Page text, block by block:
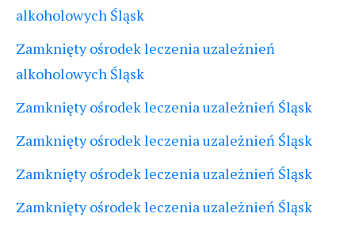
alkoholowych Śląsk
Zamknięty ośrodek leczenia uzależnień
alkoholowych Śląsk
Zamknięty ośrodek leczenia uzależnień Śląsk
Zamknięty ośrodek leczenia uzależnień Śląsk
Zamknięty ośrodek leczenia uzależnień Śląsk
Zamknięty ośrodek leczenia uzależnień Śląsk